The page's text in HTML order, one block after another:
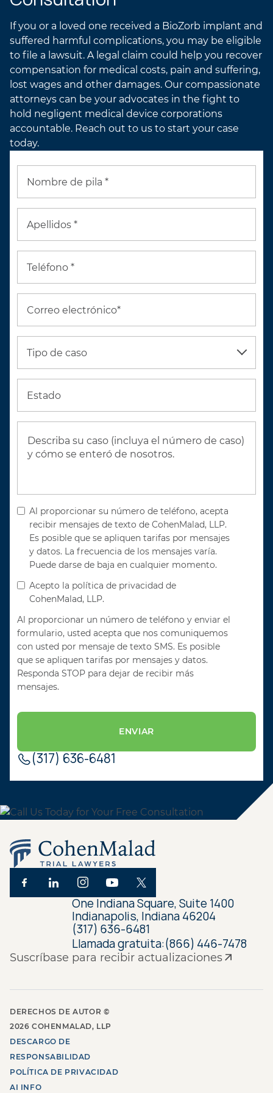
If you or a loved one received a BioZorb implant and
suffered harmful complications, you may be eligible
to file a lawsuit. A legal claim could help you recover
compensation for medical costs, pain and suffering,
lost wages and other damages. Our compassionate
attorneys can be your advocates in the fight to
hold negligent medical device corporations
accountable. Reach out to us to start your case
today.
Nombre de pila *
Apellidos *
Teléfono *
Correo electrónico*
Tipo de caso
Estado
Al proporcionar su número de teléfono, acepta
recibir mensajes de texto de CohenMalad, LLP.
Es posible que se apliquen tarifas por mensajes
y datos. La frecuencia de los mensajes varía.
Puede darse de baja en cualquier momento.
Acepto la política de privacidad de
CohenMalad, LLP.
Al proporcionar un número de teléfono y enviar el
formulario, usted acepta que nos comuniquemos
con usted por mensaje de texto SMS. Es posible
que se apliquen tarifas por mensajes y datos.
Responda STOP para dejar de recibir más
mensajes.
(317) 636-6481
Suscríbase para recibir actualizaciones
One Indiana Square, Suite 1400
Indianapolis, Indiana 46204
(317) 636-6481
Llamada gratuita:(866) 446-7478
DERECHOS DE AUTOR ©
2026 COHENMALAD, LLP
DESCARGO DE
RESPONSABILIDAD
POLÍTICA DE PRIVACIDAD
AI INFO